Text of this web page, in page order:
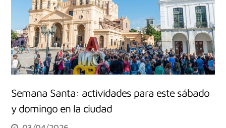
Semana Santa: actividades para este sábado
y domingo en la ciudad